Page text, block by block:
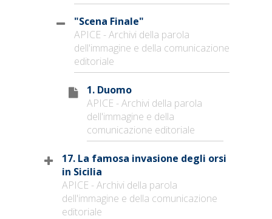
"Scena Finale"
APICE - Archivi della parola
dell'immagine e della comunicazione
editoriale
1. Duomo
APICE - Archivi della parola
dell'immagine e della
comunicazione editoriale
17. La famosa invasione degli orsi
in Sicilia
APICE - Archivi della parola
dell'immagine e della comunicazione
editoriale